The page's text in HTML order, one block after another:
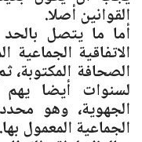
القوانين أصلا.
أما ما يتصل
الاتفاقية
الصحافة
لسنوات أيضا يهم
الجهوية، وهو
الجماعية المعمول بها.